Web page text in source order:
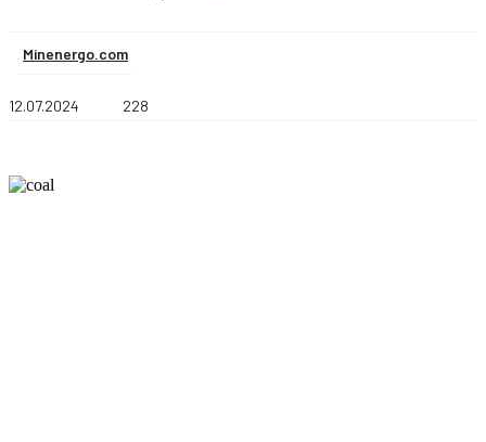
Minenergo.com
12.07.2024 228